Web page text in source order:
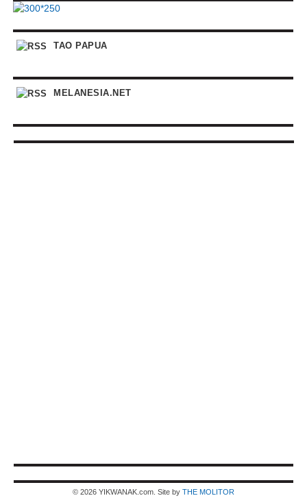
TAO PAPUA
MELANESIA.NET
© 2026 YIKWANAK.com. Site by THE MOLITOR